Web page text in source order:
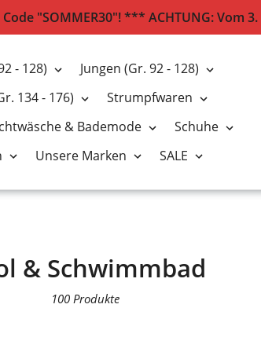
"SOMMER30"! *** ACHTUNG: Vom
- 128)
Jungen (Gr. 92 - 128)
134 - 176)
Strumpfwaren
& Bademode
Schuhe
Unsere Marken SALE
& Schwimmbad
100 Produkte